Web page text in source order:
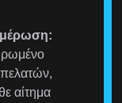
αίτημα